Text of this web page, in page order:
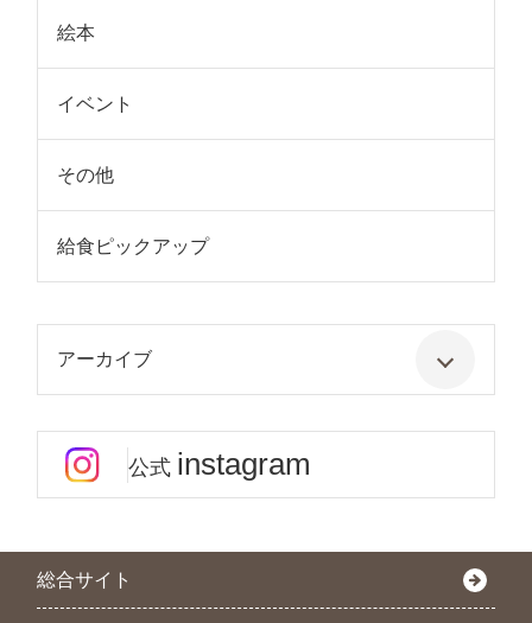
絵本
イベント
その他
給食ピックアップ
アーカイブ
公式 instagram
総合サイト